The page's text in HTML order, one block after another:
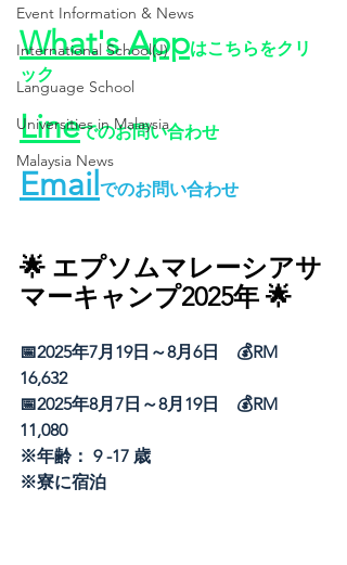
Event Information & News
International School(J)
Language School
Universities in Malaysia
Malaysia News
What's Appはこちらをクリ
ック
Lineでのお問い合わせ
Email でのお問い合わせ
🌟 エプソムマレーシアサ
マーキャンプ2025年 🌟
📅2025年7月19日～8月6日　💰RM
16,632
📅2025年8月7日～8月19日　💰RM
11,080
​※年齢： 9 -17 歳​
※寮に宿泊